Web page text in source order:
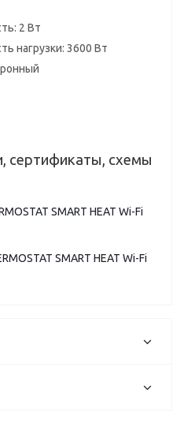
2 Вт
нагрузки: 3600 Вт
сертификаты, схемы
SMART HEAT Wi-Fi
SMART HEAT Wi-Fi